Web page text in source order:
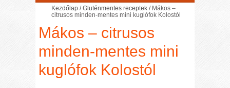
Kezdőlap /Gluténmentes receptek / Mákos –
citrusos minden-mentes mini kuglófok Kolostól
Mákos – citrusos
minden-mentes mini
kuglófok Kolostól